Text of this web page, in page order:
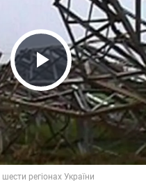
Play Video